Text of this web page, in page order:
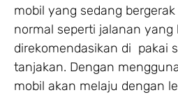
mobil yang sedang
normal seperti jalanan yang
direkomendasikan di pakai
tanjakan. Dengan
mobil akan melaju dengan